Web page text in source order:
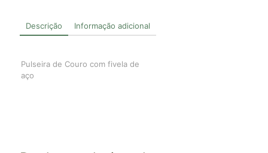
Descrição Informação adicional
Pulseira de Couro com fivela de
aço